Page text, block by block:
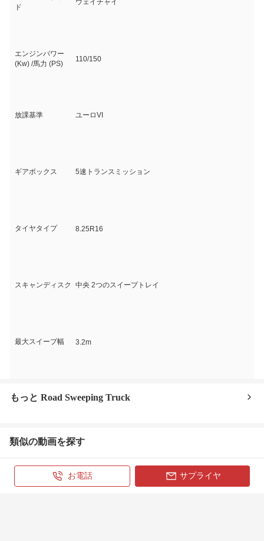
ド
ウェイチャイ
エンジンパワー
(Kw) /馬力 (PS)
110/150
放課基準 ユーロVI
ギアボックス 5速トランスミッション
タイヤタイプ 8.25R16
スキャンディスク 中央 2つのスイープトレイ
最大スイープ幅 3.2m
もっと Road Sweeping Truck
類似の動画を探す
お電話 サプライヤ
ホーム 会社案内